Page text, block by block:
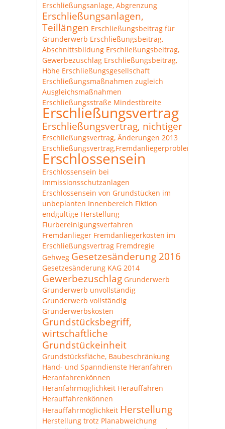
Erschließungsanlage, Abgrenzung
Erschließungsanlagen,
Teillängen Erschließungsbeitrag für
Grunderwerb Erschließungsbeitrag,
Abschnittsbildung Erschließungsbeitrag,
Gewerbezuschlag Erschließungsbeitrag,
Höhe Erschließungsgesellschaft
Erschließungsmaßnahmen zugleich
Ausgleichsmaßnahmen
Erschließungsstraße Mindestbreite
Erschließungsvertrag
Erschließungsvertrag, nichtiger
Erschließungsvertrag, Änderungen 2013
Erschließungsvertrag,Fremdanliegerproblematik
Erschlossensein
Erschlossensein bei
Immissionsschutzanlagen
Erschlossensein von Grundstücken im
unbeplanten Innenbereich Fiktion
endgültige Herstellung
Flurbereinigungsverfahren
Fremdanlieger Fremdanliegerkosten im
Erschließungsvertrag Fremdregie
Gehweg Gesetzesänderung 2016
Gesetzesänderung KAG 2014
Gewerbezuschlag Grunderwerb
Grunderwerb unvollständig
Grunderwerb vollständig
Grunderwerbskosten
Grundstücksbegriff,
wirtschaftliche
Grundstückeinheit
Grundstücksfläche, Baubeschränkung
Hand- und Spanndienste Heranfahren
Heranfahrenkönnen
Heranfahrmöglichkeit Herauffahren
Herauffahrenkönnen
Herauffahrmöglichkeit Herstellung
Herstellung trotz Planabweichung